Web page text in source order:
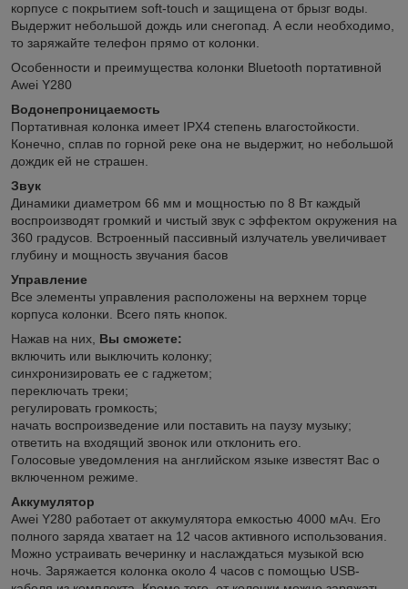
корпусе с покрытием soft-touch и защищена от брызг воды.
Выдержит небольшой дождь или снегопад. А если необходимо,
то заряжайте телефон прямо от колонки.
Особенности и преимущества колонки Bluetooth портативной
Awei Y280
Водонепроницаемость
Портативная колонка имеет IPX4 степень влагостойкости.
Конечно, сплав по горной реке она не выдержит, но небольшой
дождик ей не страшен.
Звук
Динамики диаметром 66 мм и мощностью по 8 Вт каждый
воспроизводят громкий и чистый звук с эффектом окружения на
360 градусов. Встроенный пассивный излучатель увеличивает
глубину и мощность звучания басов
Управление
Все элементы управления расположены на верхнем торце
корпуса колонки. Всего пять кнопок.
Нажав на них, Вы сможете:
включить или выключить колонку;
синхронизировать ее с гаджетом;
переключать треки;
регулировать громкость;
начать воспроизведение или поставить на паузу музыку;
ответить на входящий звонок или отклонить его.
Голосовые уведомления на английском языке известят Вас о
включенном режиме.
Аккумулятор
Awei Y280 работает от аккумулятора емкостью 4000 мАч. Его
полного заряда хватает на 12 часов активного использования.
Можно устраивать вечеринку и наслаждаться музыкой всю
ночь. Заряжается колонка около 4 часов с помощью USB-